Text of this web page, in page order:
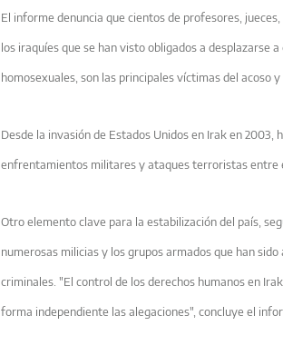
El informe denuncia que cientos de profesores,
los iraquíes que se han visto obligados a desplazarse
homosexuales, son las principales víctimas del acoso
Desde la invasión de Estados Unidos en Irak en
enfrentamientos militares y ataques terroristas entre
Otro elemento clave para la estabilización del país,
numerosas milicias y los grupos armados que han
criminales. "El control de los derechos humanos en
forma independiente las alegaciones", concluye el